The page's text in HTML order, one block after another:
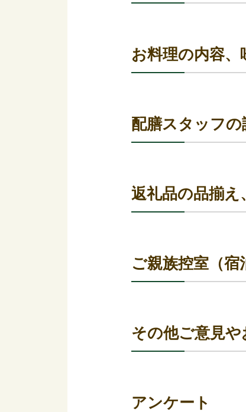
お料理の内容、
配膳スタッフ
返礼品の品揃え
ご親族控室（
その他ご意見
アンケート